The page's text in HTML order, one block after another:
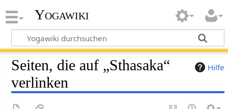
Yogawiki
Hilfe
Seiten, die auf „Sthasaka“
verlinken